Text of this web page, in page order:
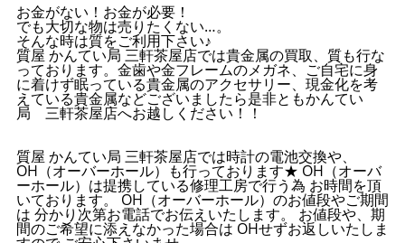
お金がない！お金が必要！
でも大切な物は売りたくない…。
そんな時は質をご利用下さい♪
質屋 かんてい局 三軒茶屋店では貴金属の買取、質も行な
っております。金歯や金フレームのメガネ、ご自宅に身
に着けず眠っている貴金属のアクセサリー、現金化を考
えている貴金属などございましたら是非ともかんてい
局 三軒茶屋店へお越しください！！
質屋 かんてい局 三軒茶屋店では時計の電池交換や、
OH（オーバーホール）も行っております★ OH（オーバ
ーホール）は提携している修理工房で行う為 お時間を頂
いております。 OH（オーバーホール）のお値段やご期間
は 分かり次第お電話でお伝えいたします。 お値段や、期
間のご希望に添えなかった場合は OHせずお返しいたしま